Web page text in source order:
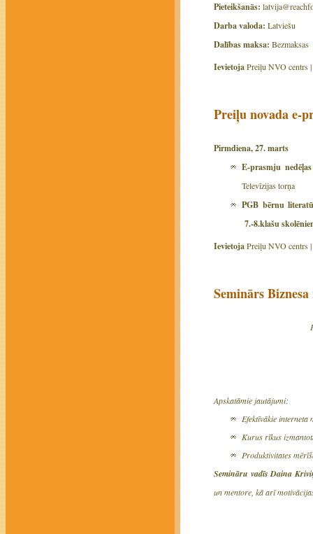
Pieteikšanās:
Darba valoda: Latviešu
Dalības maksa: Bezmaksas
IevietojaPreiļu NVO centrs |
Preiļu novada e-
Pirmdiena, 27. marts
E-prasmju
Televīzijas torņa
PGB bērnu
7.-8.klašu
IevietojaPreiļu NVO centrs |
Seminārs
Apskatāmie jautājumi:
Efektīvākie
Kurus rīkus
Produktivitates
Semināru vadīs Daina
un mentore, kā arī